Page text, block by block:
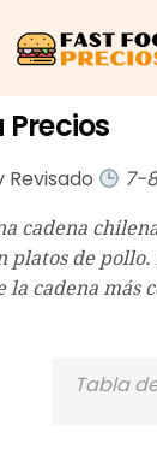
Revisado 7-
cadena
platos de pollo.
cadena más
Tabla